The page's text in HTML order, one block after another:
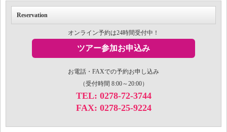
Reservation
オンライン予約は24時間受付中！
ツアー参加お申込み
お電話・FAXでの予約お申し込み
（受付時間 8:00～20:00）
TEL: 0278-72-3744
FAX: 0278-25-9224